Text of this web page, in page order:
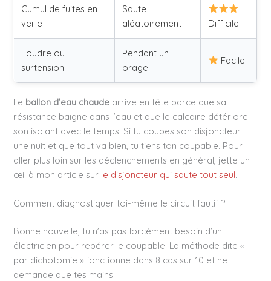
Cumul de fuites en
veille
Saute
aléatoirement
Difficile
Foudre ou
surtension
Pendant un
orage
Facile
Le ballon d’eau chaude arrive en tête parce que sa
résistance baigne dans l’eau et que le calcaire détériore
son isolant avec le temps. Si tu coupes son disjoncteur
une nuit et que tout va bien, tu tiens ton coupable. Pour
aller plus loin sur les déclenchements en général, jette un
œil à mon article sur le disjoncteur qui saute tout seul.
Comment diagnostiquer toi-même le circuit fautif ?
Bonne nouvelle, tu n’as pas forcément besoin d’un
électricien pour repérer le coupable. La méthode dite «
par dichotomie » fonctionne dans 8 cas sur 10 et ne
demande que tes mains.